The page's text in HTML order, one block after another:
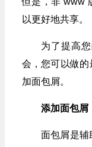
以更好地共享。
为了提高
会，您可以做
加面包屑。
添加面包屑
面包屑是辅